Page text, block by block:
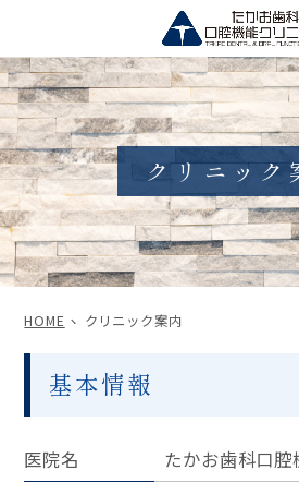
クリニック
HOME クリニック案内
基本情報
医院名
たかお歯科口